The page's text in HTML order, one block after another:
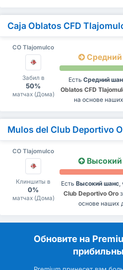
Caja Oblatos CFD
CO Tlajomulco
Забил в
50%
матчах (Дома)
Средний
Есть Средний
Oblatos CFD
на основе
Mulos del Club Deportivo
CO Tlajomulco
Клиншиты в
0%
матчах (Дома)
Высокий
Есть Высокий шанс,
Club Deportivo Oro
основе наших
Обновите на